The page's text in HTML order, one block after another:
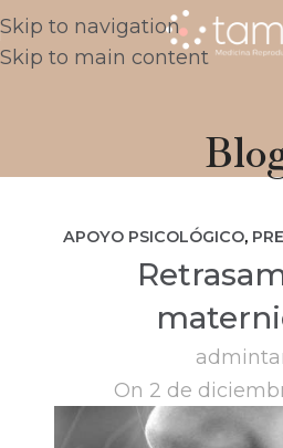
Skip to navigation
Skip to main content
APOYO PSICOLÓGICO,
On 2 de